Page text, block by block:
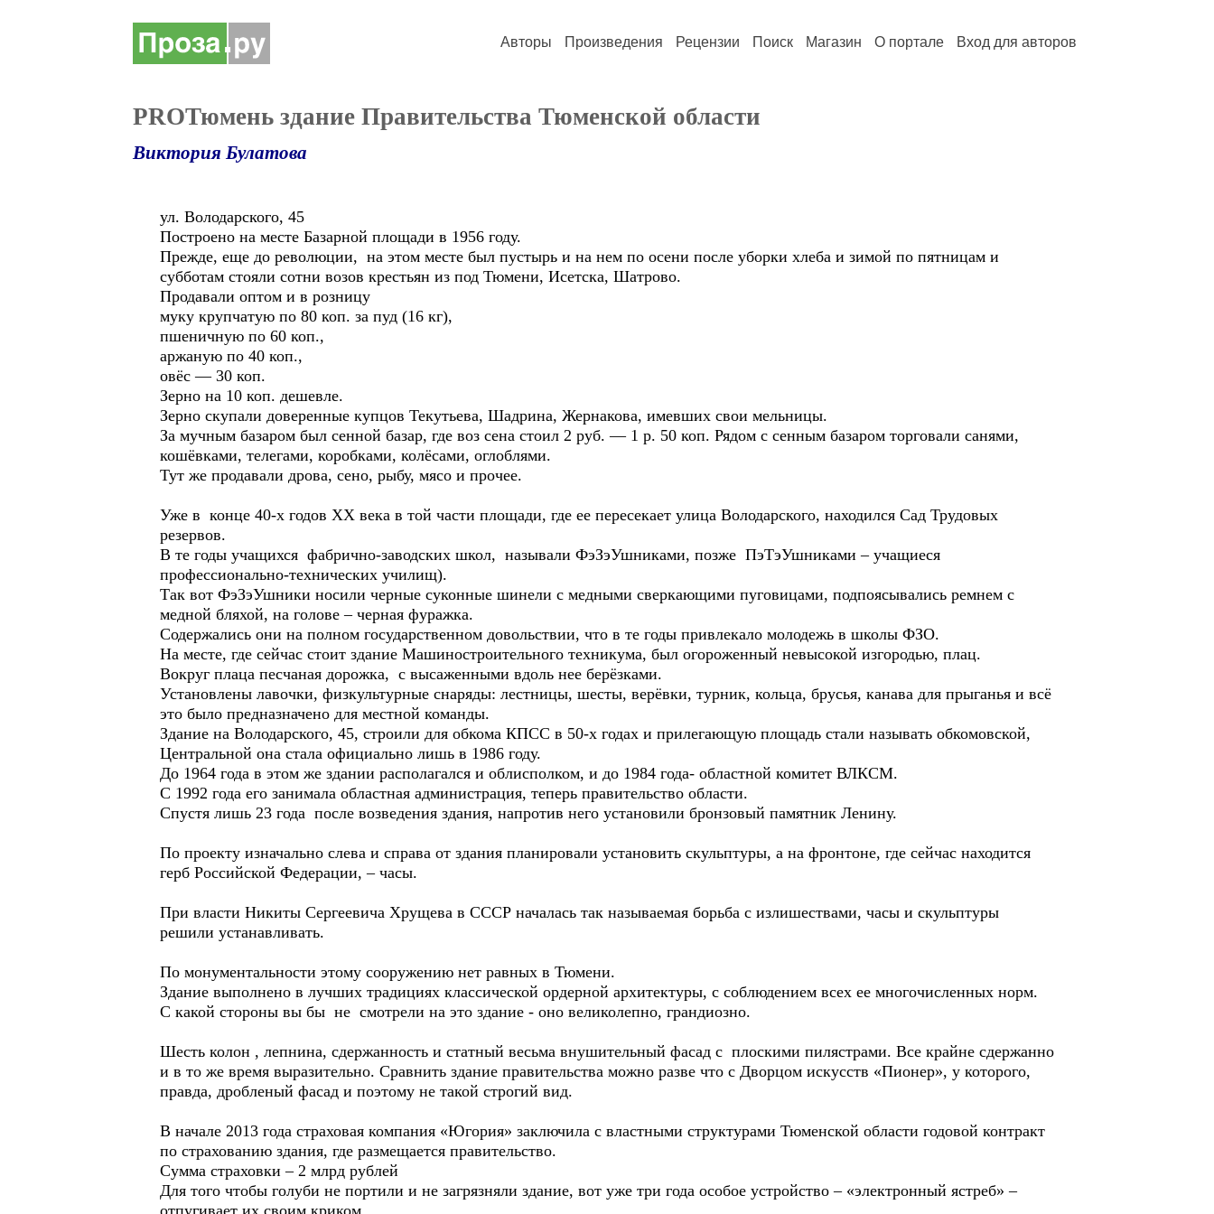
Авторы Произведения Рецензии Поиск Магазин О портале Вход для авторов
PROТюмень здание Правительства Тюменской области
Виктория Булатова
ул. Володарского, 45
Построено на месте Базарной площади в 1956 году.
Прежде, еще до революции, на этом месте был пустырь и на нем по осени после уборки хлеба и зимой по пятницам и
субботам стояли сотни возов крестьян из под Тюмени, Исетска, Шатрово.
Продавали оптом и в розницу
муку крупчатую по 80 коп. за пуд (16 кг),
пшеничную по 60 коп.,
аржаную по 40 коп.,
овёс — 30 коп.
Зерно на 10 коп. дешевле.
Зерно скупали доверенные купцов Текутьева, Шадрина, Жернакова, имевших свои мельницы.
За мучным базаром был сенной базар, где воз сена стоил 2 руб. — 1 р. 50 коп. Рядом с сенным базаром торговали санями,
кошёвками, телегами, коробками, колёсами, оглоблями.
Тут же продавали дрова, сено, рыбу, мясо и прочее.
Уже в конце 40-х годов XX века в той части площади, где ее пересекает улица Володарского, находился Сад Трудовых
резервов.
В те годы учащихся фабрично-заводских школ, называли ФэЗэУшниками, позже ПэТэУшниками – учащиеся
профессионально-технических училищ).
Так вот ФэЗэУшники носили черные суконные шинели с медными сверкающими пуговицами, подпоясывались ремнем с
медной бляхой, на голове – черная фуражка.
Содержались они на полном государственном довольствии, что в те годы привлекало молодежь в школы ФЗО.
На месте, где сейчас стоит здание Машиностроительного техникума, был огороженный невысокой изгородью, плац.
Вокруг плаца песчаная дорожка, с высаженными вдоль нее берёзками.
Установлены лавочки, физкультурные снаряды: лестницы, шесты, верёвки, турник, кольца, брусья, канава для прыганья и всё
это было предназначено для местной команды.
Здание на Володарского, 45, строили для обкома КПСС в 50-х годах и прилегающую площадь стали называть обкомовской,
Центральной она стала официально лишь в 1986 году.
До 1964 года в этом же здании располагался и облисполком, и до 1984 года- областной комитет ВЛКСМ.
С 1992 года его занимала областная администрация, теперь правительство области.
Спустя лишь 23 года после возведения здания, напротив него установили бронзовый памятник Ленину.
По проекту изначально слева и справа от здания планировали установить скульптуры, а на фронтоне, где сейчас находится
герб Российской Федерации, – часы.
При власти Никиты Сергеевича Хрущева в СССР началась так называемая борьба с излишествами, часы и скульптуры
решили устанавливать.
По монументальности этому сооружению нет равных в Тюмени.
Здание выполнено в лучших традициях классической ордерной архитектуры, с соблюдением всех ее многочисленных норм.
С какой стороны вы бы не смотрели на это здание - оно великолепно, грандиозно.
Шесть колон , лепнина, сдержанность и статный весьма внушительный фасад с плоскими пилястрами. Все крайне сдержанно
и в то же время выразительно. Сравнить здание правительства можно разве что с Дворцом искусств «Пионер», у которого,
правда, дробленый фасад и поэтому не такой строгий вид.
В начале 2013 года страховая компания «Югория» заключила с властными структурами Тюменской области годовой контракт
по страхованию здания, где размещается правительство.
Сумма страховки – 2 млрд рублей
Для того чтобы голуби не портили и не загрязняли здание, вот уже три года особое устройство – «электронный ястреб» –
отпугивает их своим криком.